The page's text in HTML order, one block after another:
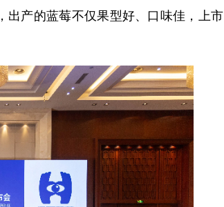
产的蓝莓不仅果型好、口味佳，上市